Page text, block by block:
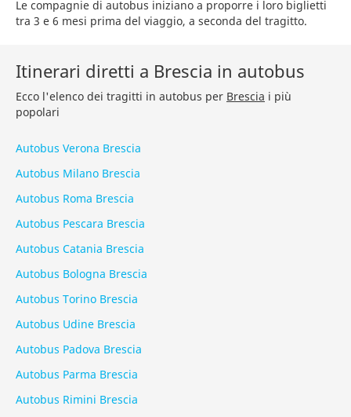
Le compagnie di autobus iniziano a proporre i loro biglietti
tra 3 e 6 mesi prima del viaggio, a seconda del tragitto.
Itinerari diretti a Brescia in autobus
Ecco l'elenco dei tragitti in autobus per Brescia i più
popolari
Autobus Verona Brescia
Autobus Milano Brescia
Autobus Roma Brescia
Autobus Pescara Brescia
Autobus Catania Brescia
Autobus Bologna Brescia
Autobus Torino Brescia
Autobus Udine Brescia
Autobus Padova Brescia
Autobus Parma Brescia
Autobus Rimini Brescia